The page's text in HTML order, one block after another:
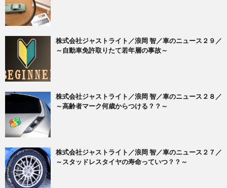
株式会社ジャストライト／浪岡 智／車のニュース２９／
～自動車免許取りたて若年層の事故～
株式会社ジャストライト／浪岡 智／車のニュース２８／
～高齢者マーク何歳からつける？？～
株式会社ジャストライト／浪岡 智／車のニュース２７／
～スタッドレスタイヤの寿命っていつ？？～